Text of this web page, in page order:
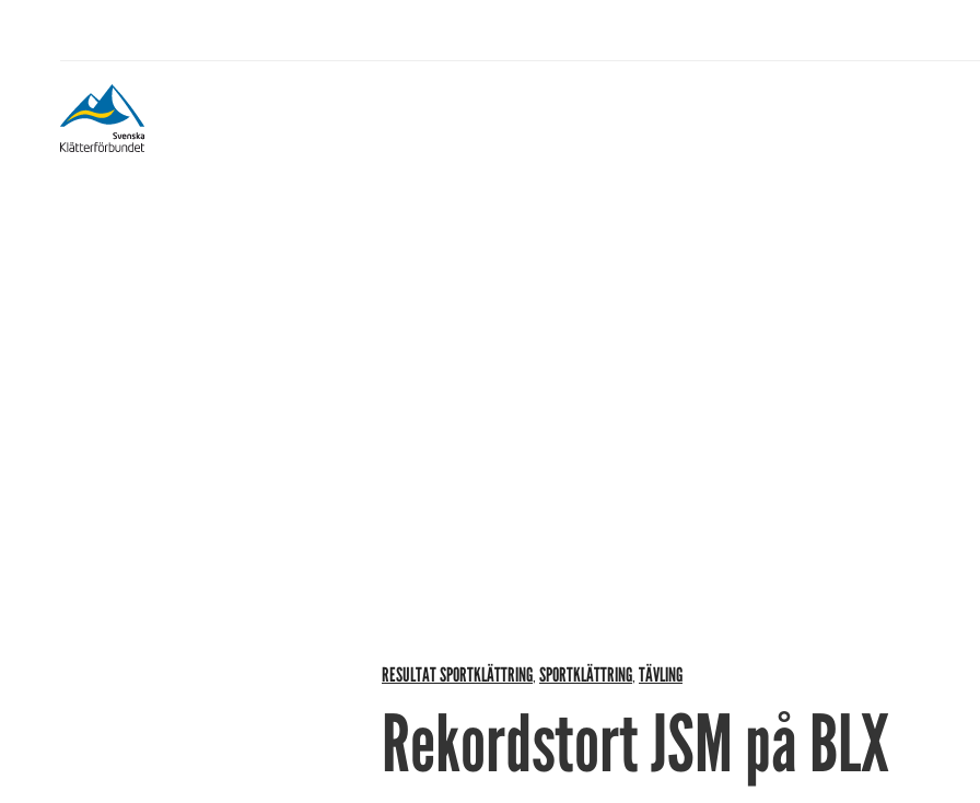
RESULTAT SPORTKLÄTTRING, SPORTKLÄTTRING, TÄVLING
Rekordstort JSM på BLX